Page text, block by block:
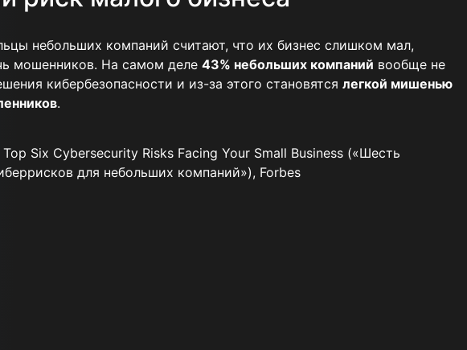
небольших компаний считают, что их бизнес слишком мал,
мошенников. На самом деле 43% небольших компаний вообще не
кибербезопасности и из-за этого становятся легкой мишенью
.
Six Cybersecurity Risks Facing Your Small Business («Шесть
для небольших компаний»), Forbes